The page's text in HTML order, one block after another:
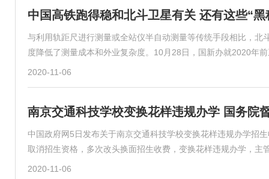
中国高铁跑得稳和北斗卫星有关 还有这些“黑
与利用轨距尺进行测量或全站仪半自动测量等传统手段相比，
度降低了测量成本和外业复杂度。10月28日，国新办就2020年
2020-11-06
南京交通科技学校变换花样违规办学 国务院
中国政府网5日发布关于南京交通科技学校变换花样违规办学招
取消招生资格，多次改头换面招生收费，变换花样违规办学，主
2020-11-06